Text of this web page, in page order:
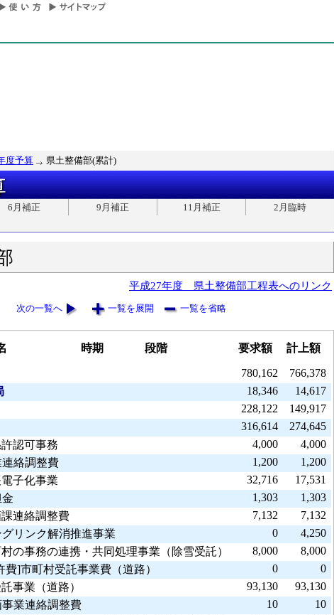
度予算 県土整備部(累計)
6月補正 9月補正 11月補正
2月臨時
平成27年度 県土整備部工程表へのリンク
次の一覧へ 一覧を展開 一覧を省略
時期 段階 要求額 計上額
780,162
766,378
18,346
14,617
228,122
149,917
316,614
274,645
認可事務
4,000
4,000
絡調整費
1,200
1,200
子化事業
32,716
17,531
1,303
1,303
連絡調整費
7,132
7,132
グリンク解消推進事業
0
4,250
の事務の連携・共同処理事業（除雪受託）
8,000
8,000
費]市町村受託事業費（道路）
0
0
事業（道路）
93,130
93,130
業連絡調整費
10
10